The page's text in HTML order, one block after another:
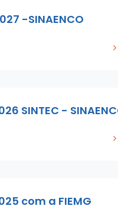
-SINAENCO
SINTEC -
com a FIEMG